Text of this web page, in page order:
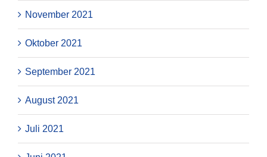
November 2021
Oktober 2021
September 2021
August 2021
Juli 2021